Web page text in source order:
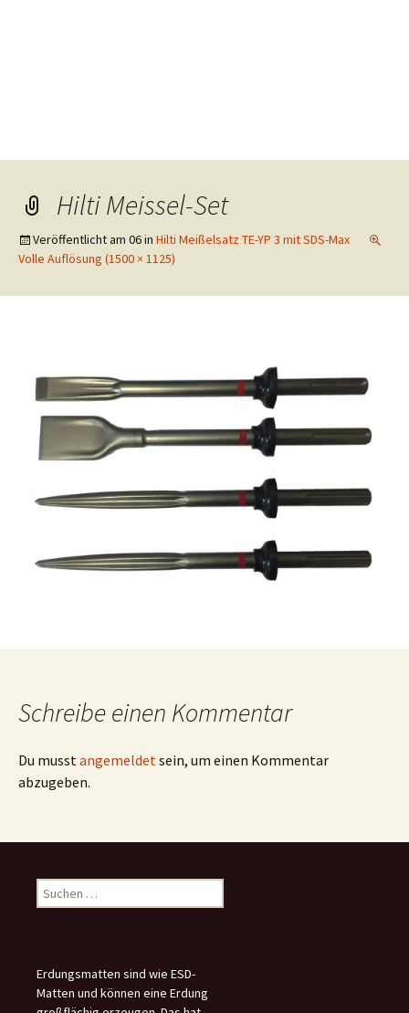
Hilti Meissel-Set
Veröffentlicht am 06in Hilti Meißelsatz TE-YP 3 mit SDS-Max
Volle Auflösung (1500 × 1125)
Schreibe einen Kommentar
Du musst angemeldet sein, um einen Kommentar
abzugeben.
Suchen
nach:
Erdungsmatten sind wie ESD-
Matten und können eine Erdung